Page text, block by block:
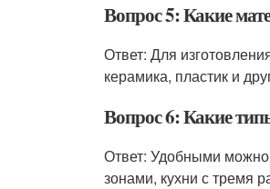
Вопрос 5: Какие
Ответ: Для
керамика, пластик и
Вопрос 6: Какие
Ответ: Удобными можно
зонами, кухни с тремя